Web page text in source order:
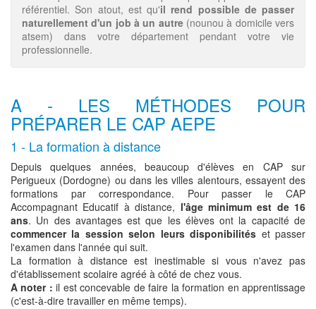
référentiel. Son atout, est qu'il rend possible de passer
naturellement d'un job à un autre(nounou à domicile vers
atsem) dans votre département pendant votre vie
professionnelle.
A - LES MÉTHODES POUR
PRÉPARER LE CAP AEPE
1 - La formation à distance
Depuis quelques années, beaucoup d'élèves en CAP sur
Perigueux (Dordogne) ou dans les villes alentours, essayent des
formations par correspondance. Pour passer le CAP
Accompagnant Educatif à distance, l'âge minimum est de 16
ans. Un des avantages est que les élèves ont la capacité de
commencer la session selon leurs disponibilités et passer
l'examen dans l'année qui suit.
La formation à distance est inestimable si vous n'avez pas
d'établissement scolaire agréé à côté de chez vous.
A noter :il est concevable de faire la formation en apprentissage
(c'est-à-dire travailler en même temps).